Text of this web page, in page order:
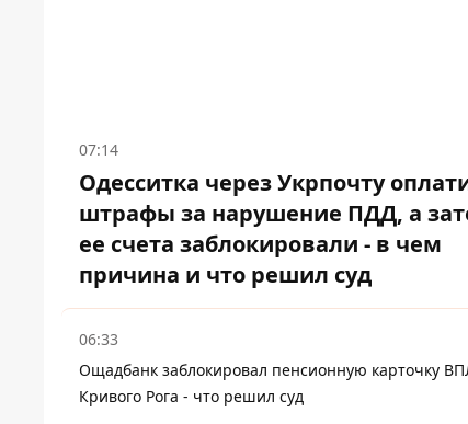
07:14
Одесситка через Укрпочту
штрафы за нарушение ПДД, а
ее счета заблокировали - в чем
причина и что решил суд
06:33
Ощадбанк заблокировал пенсионную карточку
Кривого Рога - что решил суд